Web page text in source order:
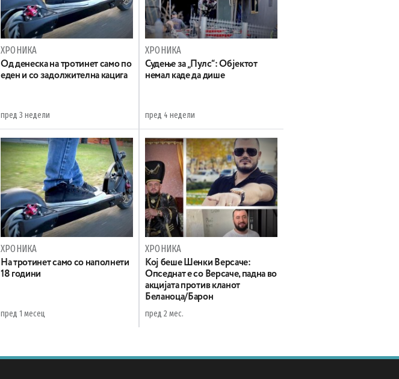
ХРОНИКА
Oд денеска на тротинет само по
еден и со задолжителна кацига
пред 3 недели
ХРОНИКА
Судење за „Пулс“: Објектот
немал каде да дише
пред 4 недели
ХРОНИКА
На тротинет само со наполнети
18 години
пред 1 месец
ХРОНИКА
Koj беше Шенки Версаче:
Oпседнат е со Версаче, падна во
акцијата против кланот
Беланоца/Барон
пред 2 мес.